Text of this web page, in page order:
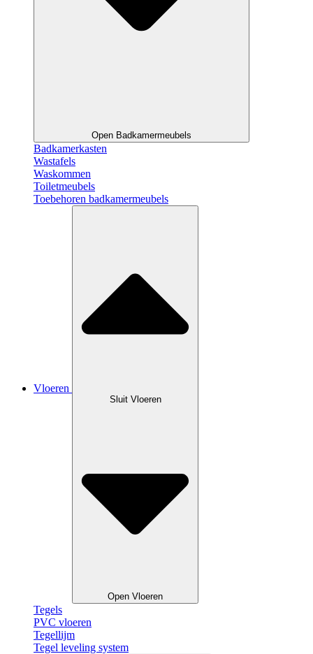
Open Badkamermeubels
Badkamerkasten
Wastafels
Waskommen
Toiletmeubels
Toebehoren badkamermeubels
Vloeren
Sluit Vloeren
Open Vloeren
Tegels
PVC vloeren
Tegellijm
Tegel leveling system